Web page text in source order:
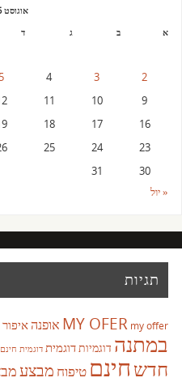
אוגוסט 2026
א
ב ג ד
2
3
4
5
9
10
11
16
17
18
23
24
25
30
31
« יול
תגיות
MY OFER my offer אופנהאיפור
במתנה דוגמיותדוגמית דוגמית חינם
חדשחינם טיפוח מבצע